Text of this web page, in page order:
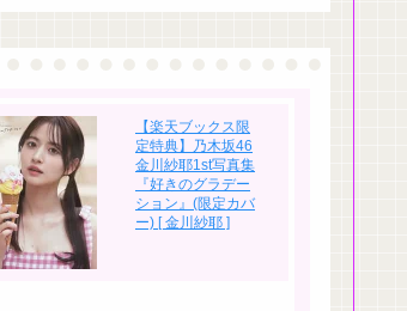
【楽天ブックス限
定特典】乃木坂46
金川紗耶1st写真集
『好きのグラデー
ション』(限定カバ
ー) [ 金川紗耶 ]